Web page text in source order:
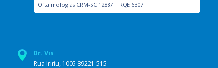
Oftalmologias CRM-SC 12887 | RQE 6307
Dr. Vis
Rua Iririu, 1005 89221-515